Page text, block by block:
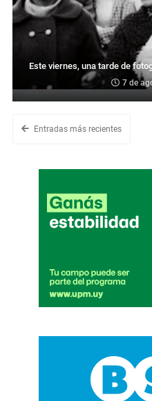
Este viernes, una tarde de
7 de
Entradas más recientes